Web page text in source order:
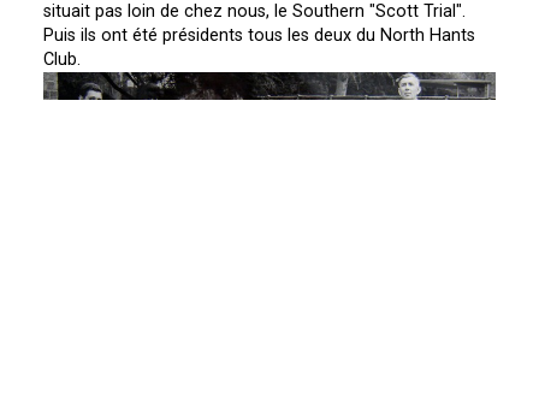
situait pas loin de chez nous, le Southern "Scott Trial".
Puis ils ont été présidents tous les deux du North Hants
Club.